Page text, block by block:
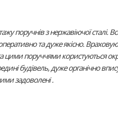
поручнів з нержавіючої сталі.
та дуже якісно.
цими поруччями користуються
будівель, дуже органічно
задоволені .